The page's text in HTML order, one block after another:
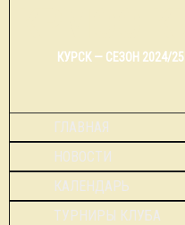
КУРСК — СЕЗОН 2024/25
ГЛАВНАЯ
НОВОСТИ
КАЛЕНДАРЬ
ТУРНИРЫ КЛУБА